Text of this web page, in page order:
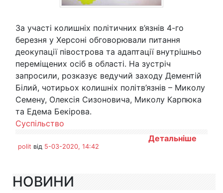
За участі колишніх політичних в’язнів 4-го
березня у Херсоні обговорювали питання
деокупації півострова та адаптації внутрішньо
переміщених осіб в області. На зустріч
запросили, розказує ведучий заходу Дементій
Білий, чотирьох колишніх політв’язнів – Миколу
Семену, Олексія Сизоновича, Миколу Карпюка
та Едема Бекірова.
Суспільство
Детальніше
polit від 5-03-2020, 14:42
НОВИНИ